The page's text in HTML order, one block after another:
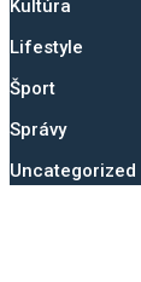
Kultúra
Lifestyle
Šport
Správy
Uncategorized